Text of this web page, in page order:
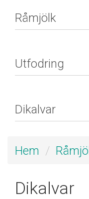
Hem
Dikalvar